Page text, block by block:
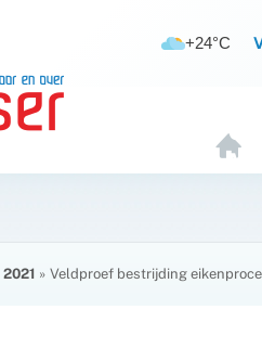
+24°C
O
M
2021 Veldproef bestrijding